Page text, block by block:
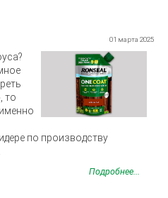
01 марта 2025
то
по производству
Подробнее...